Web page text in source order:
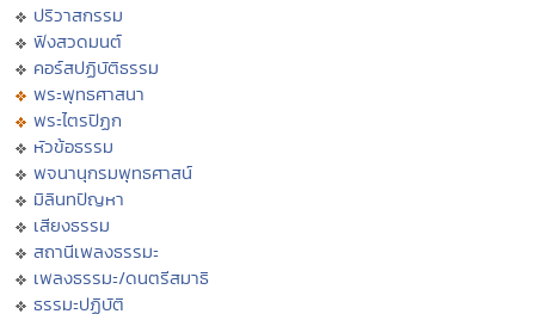
ปริวาสกรรม
ฟังสวดมนต์
คอร์สปฏิบัติธรรม
พระพุทธศาสนา
พระไตรปิฏก
หัวข้อธรรม
พจนานุกรมพุทธศาสน์
มิลินทปัญหา
เสียงธรรม
สถานีเพลงธรรมะ
เพลงธรรมะ/ดนตรีสมาธิ
ธรรมะปฏิบัติ